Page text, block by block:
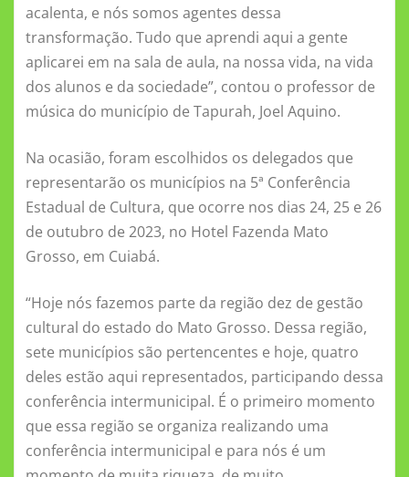
acalenta, e nós somos agentes dessa
transformação. Tudo que aprendi aqui a gente
aplicarei em na sala de aula, na nossa vida, na vida
dos alunos e da sociedade”, contou o professor de
música do município de Tapurah, Joel Aquino.
Na ocasião, foram escolhidos os delegados que
representarão os municípios na 5ª Conferência
Estadual de Cultura, que ocorre nos dias 24, 25 e 26
de outubro de 2023, no Hotel Fazenda Mato
Grosso, em Cuiabá.
“Hoje nós fazemos parte da região dez de gestão
cultural do estado do Mato Grosso. Dessa região,
sete municípios são pertencentes e hoje, quatro
deles estão aqui representados, participando dessa
conferência intermunicipal. É o primeiro momento
que essa região se organiza realizando uma
conferência intermunicipal e para nós é um